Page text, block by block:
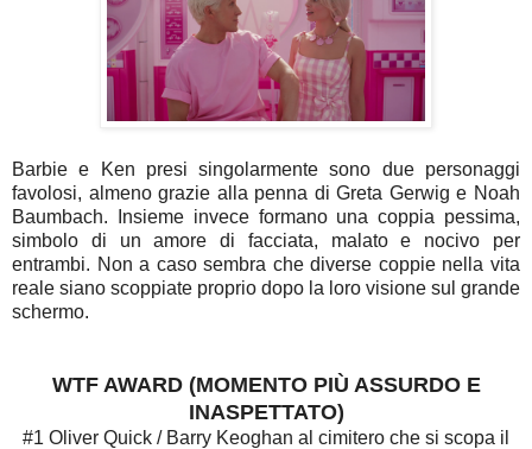
Barbie e Ken presi singolarmente sono due personaggi
favolosi, almeno grazie alla penna di Greta Gerwig e Noah
Baumbach. Insieme invece formano una coppia pessima,
simbolo di un amore di facciata, malato e nocivo per
entrambi. Non a caso sembra che diverse coppie nella vita
reale siano scoppiate proprio dopo la loro visione sul grande
schermo.
WTF AWARD (MOMENTO PIÙ ASSURDO E
INASPETTATO)
#1 Oliver Quick / Barry Keoghan al cimitero che si scopa il